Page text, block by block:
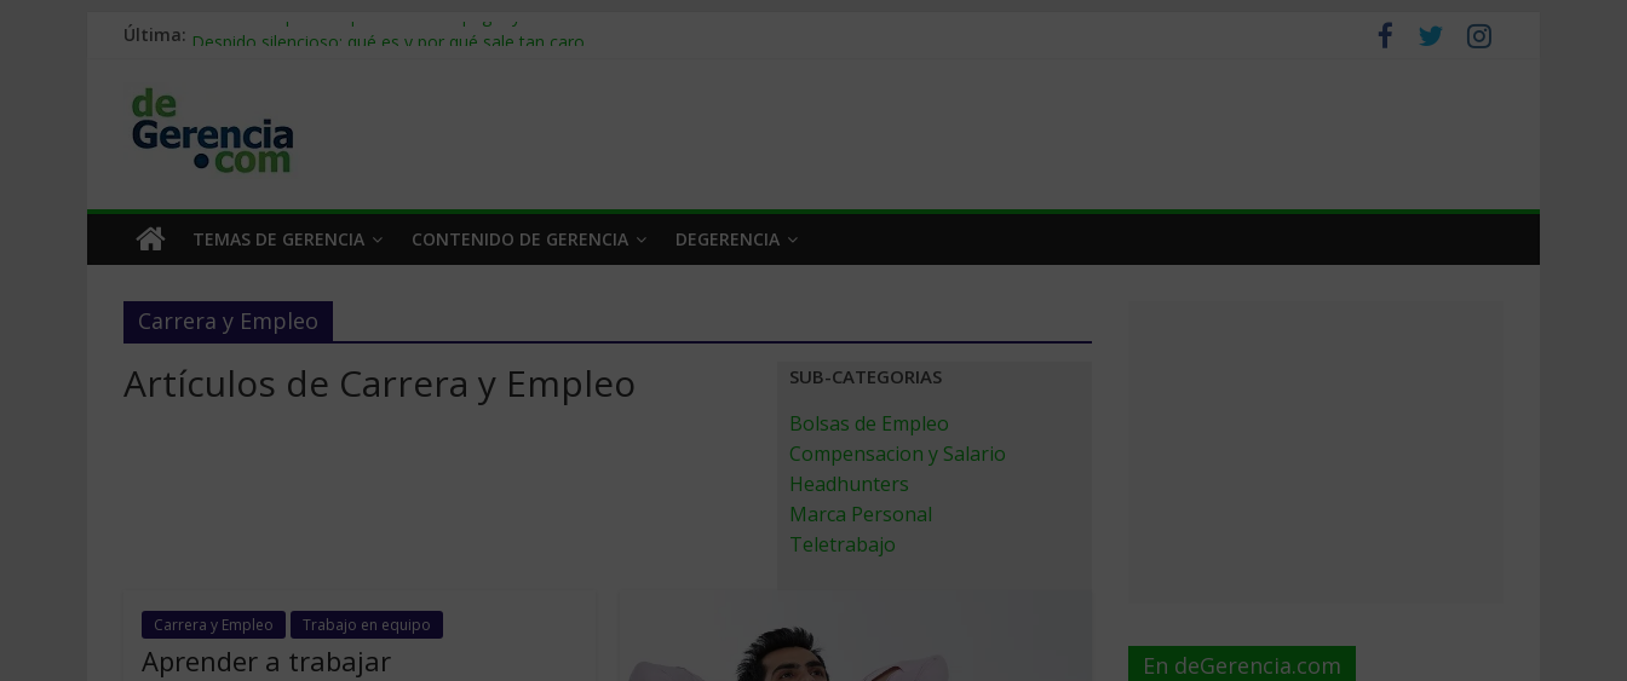
Última: Stablecoins para empresas: cómo pagar y cobrar en 2026
Trabajo forzoso en la cadena de suministro: qué hacer
Mercado hispano de EE. UU.: cómo segmentarlo y venderle
TEMAS DE GERENCIA CONTENIDO DE GERENCIA DEGERENCIA
Carrera y Empleo
SUB-CATEGORIAS
Bolsas de Empleo
Compensacion y Salario
Headhunters
Marca Personal
Teletrabajo
Artículos de Carrera y Empleo
Carrera y Empleo Trabajo en equipo
Aprender a trabajar En deGerencia.com